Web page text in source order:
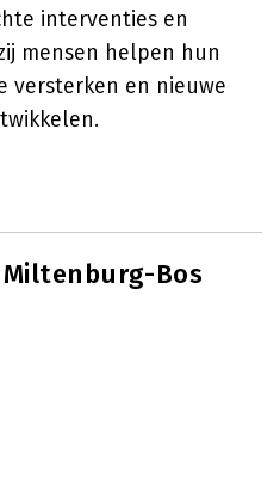
interventies en
mensen helpen hun
versterken en nieuwe
Miltenburg-Bos